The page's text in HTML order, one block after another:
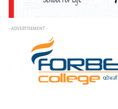
- ADVERTISEMENT -